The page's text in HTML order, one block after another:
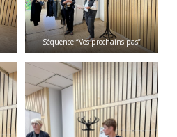
Séquence “Vos prochains pas”